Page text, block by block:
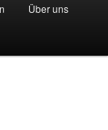
Über uns